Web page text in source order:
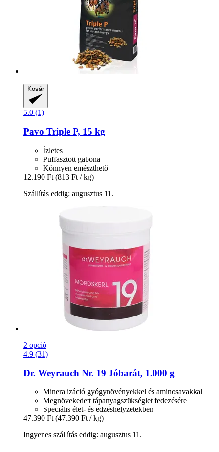
Kosár
5.0 (1)
Pavo Triple P, 15 kg
Ízletes
Puffasztott gabona
Könnyen emészthető
12.190 Ft (813 Ft / kg)
Szállítás eddig: augusztus 11.
2 opció
4.9 (31)
Dr. Weyrauch Nr. 19 Jóbarát, 1.000 g
Mineralizáció gyógynövényekkel és aminosavakkal
Megnövekedett tápanyagszükséglet fedezésére
Speciális élet- és edzéshelyzetekben
47.390 Ft (47.390 Ft / kg)
Ingyenes szállítás eddig: augusztus 11.